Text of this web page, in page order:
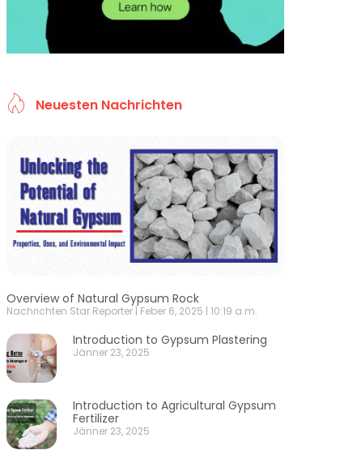
Neuesten Nachrichten
Overview of Natural Gypsum Rock
Nachrichten Star Reporter Feber 6, 2025 10:19 a.m.
Introduction to Gypsum Plastering
Jänner 23, 2025
Introduction to Agricultural Gypsum
Fertilizer
Jänner 23, 2025